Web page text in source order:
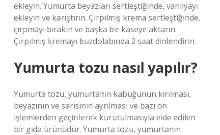
ekleyin. Yumurta beyazları sertleştiğinde, vanilyayı
ekleyin ve karıştırın. Çırpılmış krema sertleştiğinde,
çırpmayı bırakın ve başka bir kaseye aktarın.
Çırpılmış kremayı buzdolabında 2 saat dinlendirin.
Yumurta tozu nasıl yapılır?
Yumurta tozu, yumurtanın kabuğunun kırılması,
beyazının ve sarısının ayrılması ve bazı ön
işlemlerden geçirilerek kurutulmasıyla elde edilen
bir gıda ürünüdür. Yumurta tozu, yumurtanın